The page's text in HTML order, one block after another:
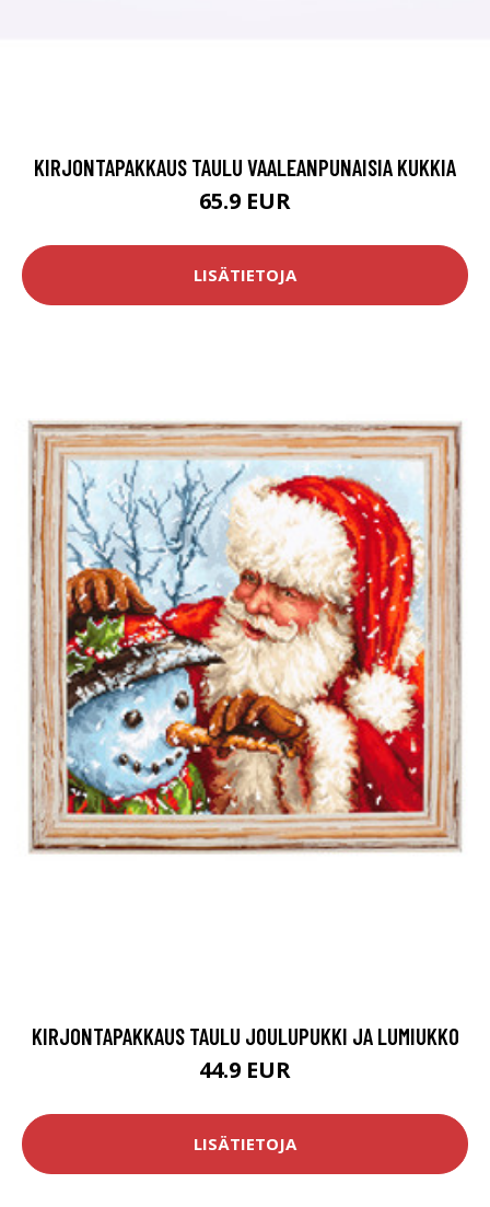
KIRJONTAPAKKAUS TAULU VAALEANPUNAISIA KUKKIA
65.9 EUR
LISÄTIETOJA
KIRJONTAPAKKAUS TAULU JOULUPUKKI JA LUMIUKKO
44.9 EUR
LISÄTIETOJA